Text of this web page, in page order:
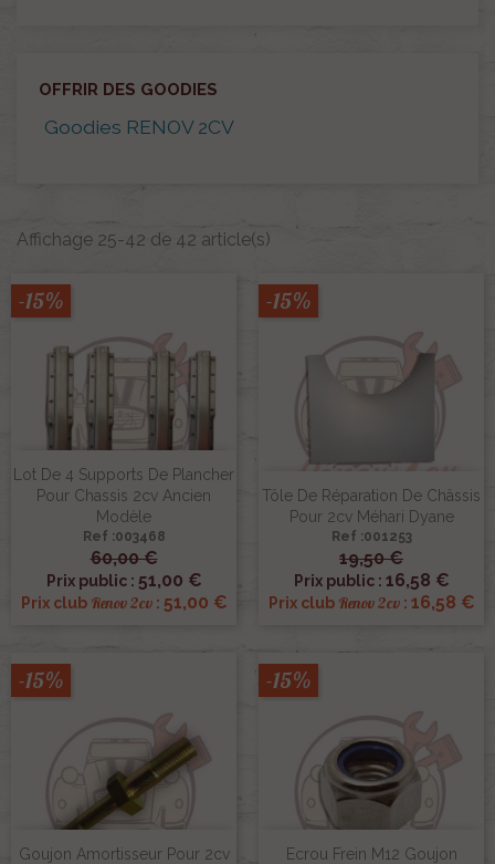
OFFRIR DES GOODIES
Goodies RENOV 2CV
Affichage 25-42 de 42 article(s)
Lot De 4 Supports De Plancher
Pour Chassis 2cv Ancien
Modèle
Ref :003468
60,00 €
Prix public : 51,00 €
Prix club Renov 2cv: 51,00 €
-15%
Tôle De Réparation De Châssis
Pour 2cv Méhari Dyane
Ref :001253
19,50 €
Prix public : 16,58 €
Prix club Renov 2cv: 16,58 €
-15%
Goujon Amortisseur Pour 2cv
-15%
Ecrou Frein M12 Goujon
-15%